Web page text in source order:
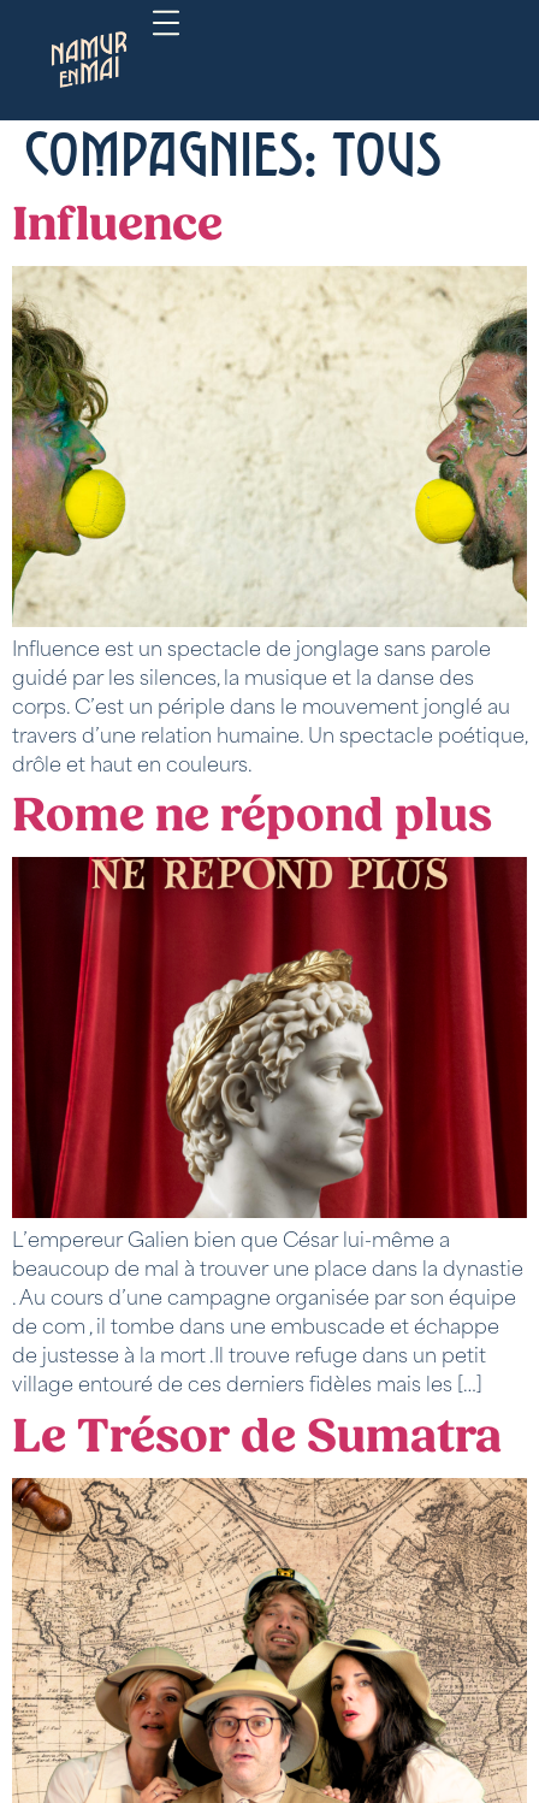
Compagnies: Tous
Influence
Influence est un spectacle de jonglage sans parole
guidé par les silences, la musique et la danse des
corps. C’est un périple dans le mouvement jonglé au
travers d’une relation humaine. Un spectacle poétique,
drôle et haut en couleurs.
Rome ne répond plus
L’empereur Galien bien que César lui-même a
beaucoup de mal à trouver une place dans la dynastie
. Au cours d’une campagne organisée par son équipe
de com , il tombe dans une embuscade et échappe
de justesse à la mort .Il trouve refuge dans un petit
village entouré de ces derniers fidèles mais les […]
Le Trésor de Sumatra